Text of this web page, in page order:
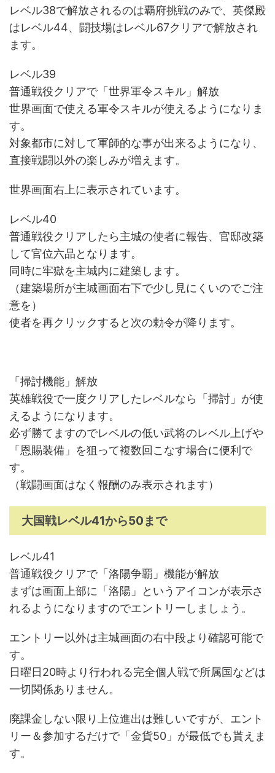
レベル38で解放されるのは覇府挑戦のみで、英傑殿
はレベル44、闘技場はレベル67クリアで解放され
ます。
レベル39
普通戦役クリアで「世界軍令スキル」解放
世界画面で使える軍令スキルが使えるようになりま
す。
対象都市に対して軍師的な事が出来るようになり、
直接戦闘以外の楽しみが増えます。
世界画面右上に表示されています。
レベル40
普通戦役クリアしたら主城の使者に報告、官邸改築
して官位六品となります。
同時に牢獄を主城内に建築します。
（建築場所が主城画面右下で少し見にくいのでご注
意を）
使者を再クリックすると次の勅令が降ります。
「掃討機能」解放
英雄戦役で一度クリアしたレベルなら「掃討」が使
えるようになります。
必ず勝てますのでレベルの低い武将のレベル上げや
「恩賜装備」を狙って複数回こなす場合に便利で
す。
（戦闘画面はなく報酬のみ表示されます）
大国戦レベル41から50まで
レベル41
普通戦役クリアで「洛陽争覇」機能が解放
まずは画面上部に「洛陽」というアイコンが表示さ
れるようになりますのでエントリーしましょう。
エントリー以外は主城画面の右中段より確認可能で
す。
日曜日20時より行われる完全個人戦で所属国などは
一切関係ありません。
廃課金しない限り上位進出は難しいですが、エント
リー＆参加するだけで「金貨50」が最低でも貰えま
す。